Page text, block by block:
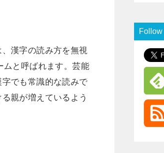
漢字の読み方を無視
ムと呼ばれます。芸能
でも常識的な読みで
親が増えているよう
Follow